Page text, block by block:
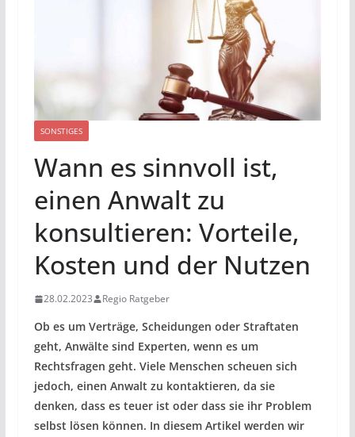
SONSTIGES
Wann es sinnvoll ist,
einen Anwalt zu
konsultieren: Vorteile,
Kosten und der Nutzen
28.02.2023 Regio Ratgeber
Ob es um Verträge, Scheidungen oder Straftaten
geht, Anwälte sind Experten, wenn es um
Rechtsfragen geht. Viele Menschen scheuen sich
jedoch, einen Anwalt zu kontaktieren, da sie
denken, dass es teuer ist oder dass sie ihr Problem
selbst lösen können. In diesem Artikel werden wir